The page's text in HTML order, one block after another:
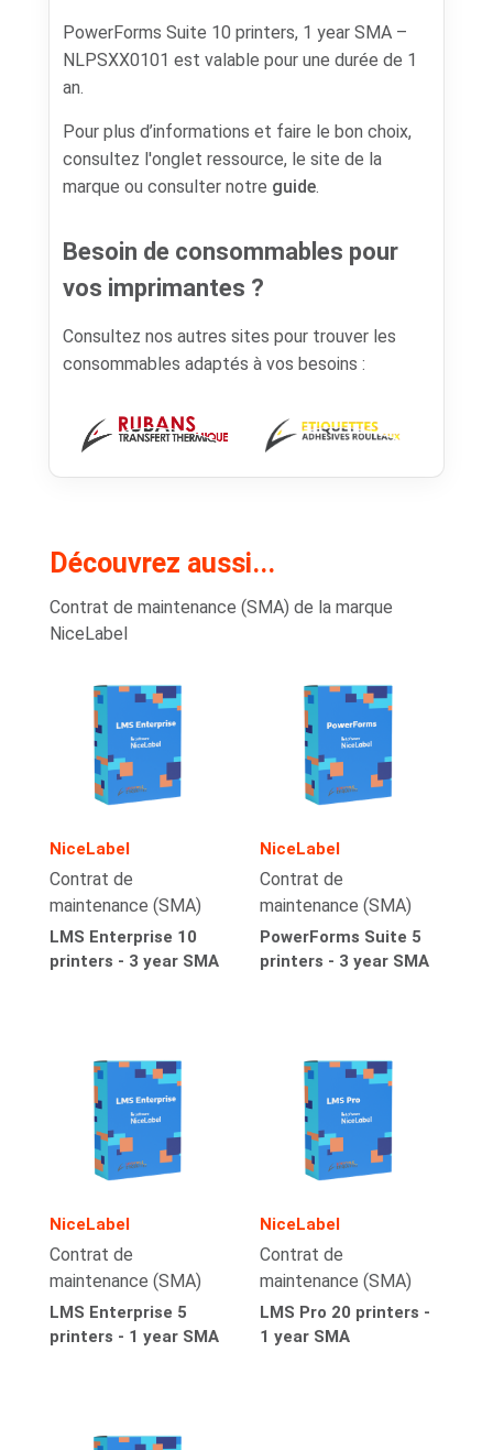
PowerForms Suite 10 printers, 1 year SMA –
NLPSXX0101 est valable pour une durée de 1
an.
Pour plus d’informations et faire le bon choix,
consultez l'onglet ressource, le site de la
marque ou consulter notre guide.
Besoin de consommables pour
vos imprimantes ?
Consultez nos autres sites pour trouver les
consommables adaptés à vos besoins :
Découvrez aussi...
Contrat de maintenance (SMA) de la marque
NiceLabel
NiceLabel
Contrat de
maintenance (SMA)
LMS Enterprise 10
printers - 3 year SMA
NiceLabel
Contrat de
maintenance (SMA)
PowerForms Suite 5
printers - 3 year SMA
NiceLabel
Contrat de
maintenance (SMA)
LMS Enterprise 5
printers - 1 year SMA
NiceLabel
Contrat de
maintenance (SMA)
LMS Pro 20 printers -
1 year SMA